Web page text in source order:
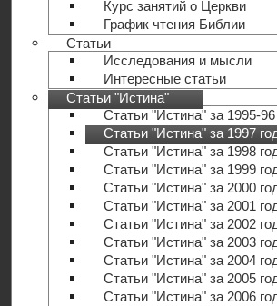
Курс занятий о Церкви
График чтения Библии
Статьи
Исследования и мысли
Интересные статьи
Статьи "Истина"
Статьи "Истина" за 1995-
Статьи "Истина" за 1997
Статьи "Истина" за 1998
Статьи "Истина" за 1999
Статьи "Истина" за 2000
Статьи "Истина" за 2001
Статьи "Истина" за 2002
Статьи "Истина" за 2003
Статьи "Истина" за 2004
Статьи "Истина" за 2005
Статьи "Истина" за 2006